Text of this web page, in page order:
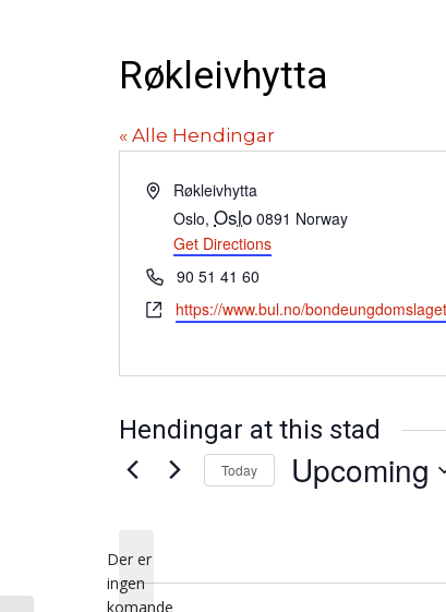
Røkleivhytta
« Alle Hendingar
AddressRøkleivhytta
Oslo, Oslo 0891 Norway
Get Directions
Phone90 51 41 60
Websitehttps://www.bul.no/
Hendingar at this stad
Notice
Der er
ingen
komande
Today Upcoming